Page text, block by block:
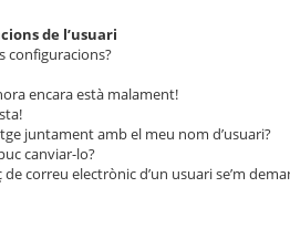
de l’usuari
configuracions?
encara està malament!
juntament amb el meu nom d’usuari?
canviar-lo?
de correu electrònic d’un usuari se’m